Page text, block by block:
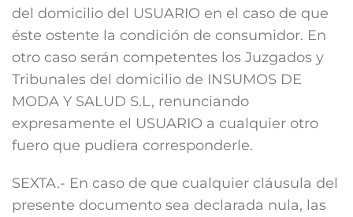
del domicilio del USUARIO en el caso de que
éste ostente la condición de consumidor. En
otro caso serán competentes los Juzgados y
Tribunales del domicilio de INSUMOS DE
MODA Y SALUD S.L, renunciando
expresamente el USUARIO a cualquier otro
fuero que pudiera corresponderle.
SEXTA.- En caso de que cualquier cláusula del
presente documento sea declarada nula, las